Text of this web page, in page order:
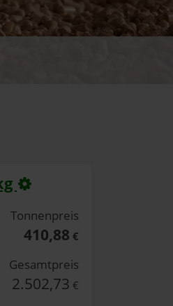
Tonnenpreis
410,88 €
Gesamtpreis
2.502,73 €